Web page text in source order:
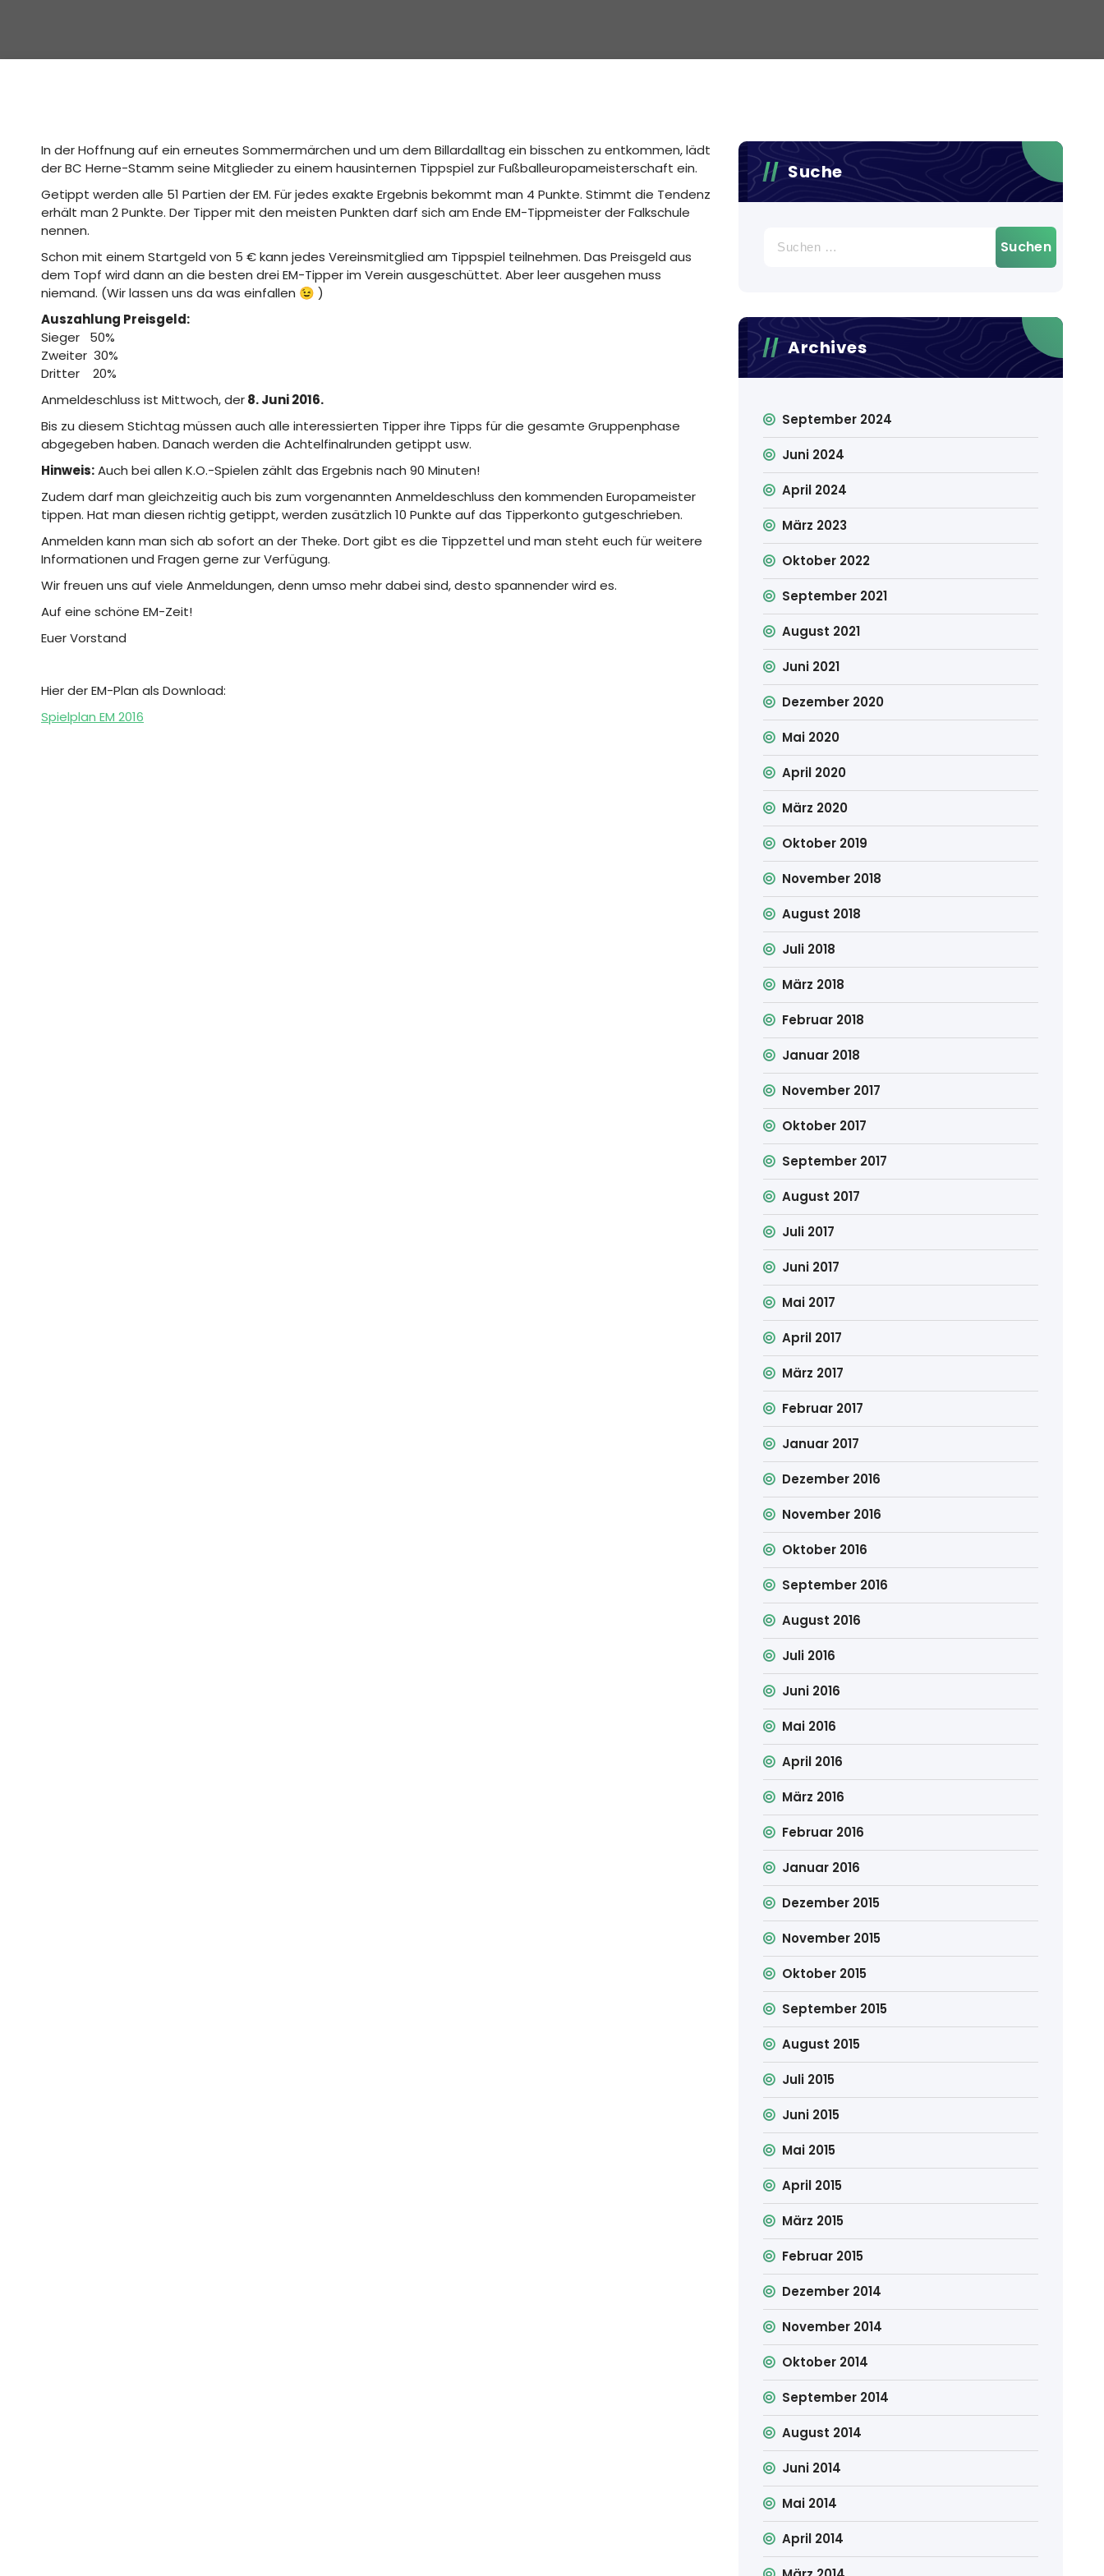
In der Hoffnung auf ein erneutes Sommermärchen und um dem Billardalltag ein bisschen zu entkommen, lädt
der BC Herne-Stamm seine Mitglieder zu einem hausinternen Tippspiel zur Fußballeuropameisterschaft ein.
Getippt werden alle 51 Partien der EM. Für jedes exakte Ergebnis bekommt man 4 Punkte. Stimmt die Tendenz
erhält man 2 Punkte. Der Tipper mit den meisten Punkten darf sich am Ende EM-Tippmeister der Falkschule
nennen.
Schon mit einem Startgeld von 5 € kann jedes Vereinsmitglied am Tippspiel teilnehmen. Das Preisgeld aus
dem Topf wird dann an die besten drei EM-Tipper im Verein ausgeschüttet. Aber leer ausgehen muss
niemand. (Wir lassen uns da was einfallen 😉 )
Auszahlung Preisgeld:
Sieger 50%
Zweiter 30%
Dritter 20%
Anmeldeschluss ist Mittwoch, der8. Juni 2016.
Bis zu diesem Stichtag müssen auch alle interessierten Tipper ihre Tipps für die gesamte Gruppenphase
abgegeben haben. Danach werden die Achtelfinalrunden getippt usw.
Hinweis:Auch bei allen K.O.-Spielen zählt das Ergebnis nach 90 Minuten!
Zudem darf man gleichzeitig auch bis zum vorgenannten Anmeldeschluss den kommenden Europameister
tippen. Hat man diesen richtig getippt, werden zusätzlich 10 Punkte auf das Tipperkonto gutgeschrieben.
Anmelden kann man sich ab sofort an der Theke. Dort gibt es die Tippzettel und man steht euch für weitere
Informationen und Fragen gerne zur Verfügung.
Wir freuen uns auf viele Anmeldungen, denn umso mehr dabei sind, desto spannender wird es.
Auf eine schöne EM-Zeit!
Euer Vorstand
Hier der EM-Plan als Download:
Spielplan EM 2016
Suche
nach:
Archives
September 2024
Juni 2024
April 2024
März 2023
Oktober 2022
September 2021
August 2021
Juni 2021
Dezember 2020
Mai 2020
April 2020
März 2020
Oktober 2019
November 2018
August 2018
Juli 2018
März 2018
Februar 2018
Januar 2018
November 2017
Oktober 2017
September 2017
August 2017
Juli 2017
Juni 2017
Mai 2017
April 2017
März 2017
Februar 2017
Januar 2017
Dezember 2016
November 2016
Oktober 2016
September 2016
August 2016
Juli 2016
Juni 2016
Mai 2016
April 2016
März 2016
Februar 2016
Januar 2016
Dezember 2015
November 2015
Oktober 2015
September 2015
August 2015
Juli 2015
Juni 2015
Mai 2015
April 2015
März 2015
Februar 2015
Dezember 2014
November 2014
Oktober 2014
September 2014
August 2014
Juni 2014
Mai 2014
April 2014